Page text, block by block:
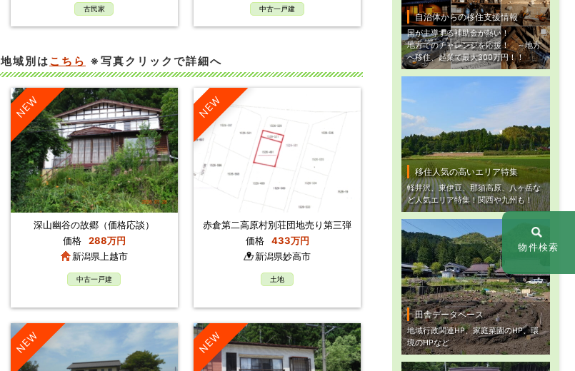
古民家 中古一戸建
地域別はこちら ※写真クリックで詳細へ
深山幽谷の故郷（価格応談）
価格
288万円
NEW
新潟県上越市
中古一戸建
赤倉第二高原村別荘団地売り第三弾
価格
433万円
NEW
新潟県妙高市
土地
NEW NEW
自治体からの移住支援情報
国が主導する補助金が熱い！
地方でのチャレンジを応援！ ～地方
へ移住、起業で最大300万円！！
移住人気の高いエリア特集
軽井沢、東伊豆、那須高原、八ヶ岳な
ど人気エリア特集！関西や九州も！
田舎データベース
地域行政関連HP、家庭菜園のHP、環
境のHPなど
物件検索